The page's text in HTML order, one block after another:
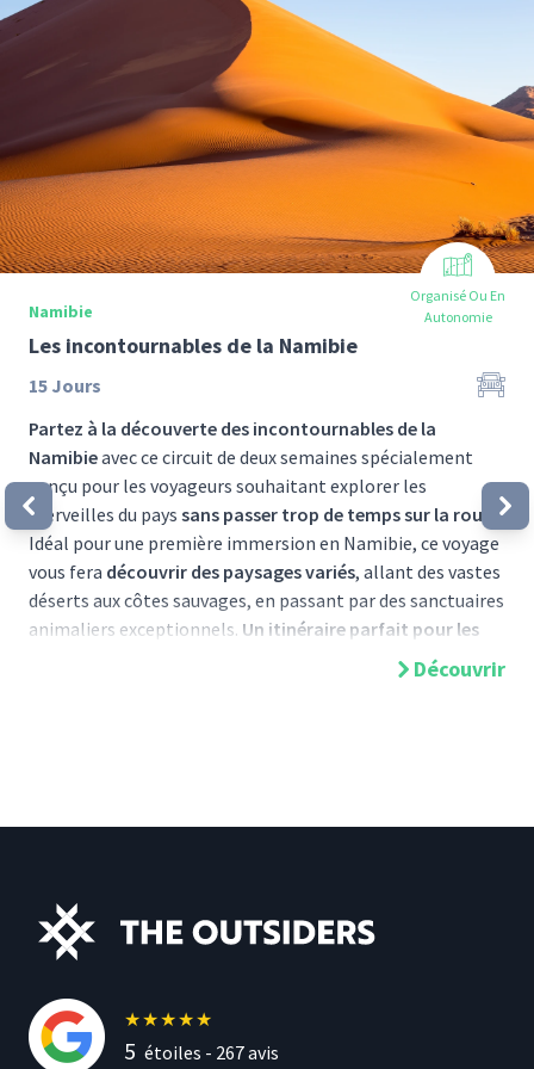
Organisé Ou En
Autonomie
Namibie
Les incontournables de la Namibie
15 Jours
Partez à la découverte des incontournables de la
Namibieavec ce circuit de deux semaines spécialement
conçu pour les voyageurs souhaitant explorer les
merveilles du pays sans passer trop de temps sur la route.
Idéal pour une première immersion en Namibie, ce voyage
vous fera découvrir des paysages variés, allant des vastes
déserts aux côtes sauvages, en passant par des sanctuaires
animaliers exceptionnels. Un itinéraire parfait pour les
une aventure
minimisant les longues étapes de conduite. Vous
spectaculaires. Ce voyage vous emmènera également dans
le majestueuxdésert du Namib, avant de continuer vers la
d'Etosha
Voici quelques moments forts de ce voyage :
Découvrir
★★★★★
5 étoiles - 267avis